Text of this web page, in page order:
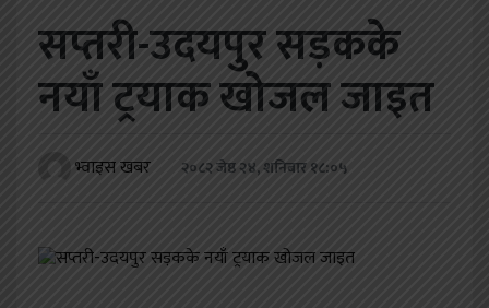
स्वास्थ्य
सप्तरी-उदयपुर सड़कके
नयाँ ट्रयाक खोजल जाइत
भ्वाइस खबर २०८२ जेष्ठ २४, शनिबार १८:०५